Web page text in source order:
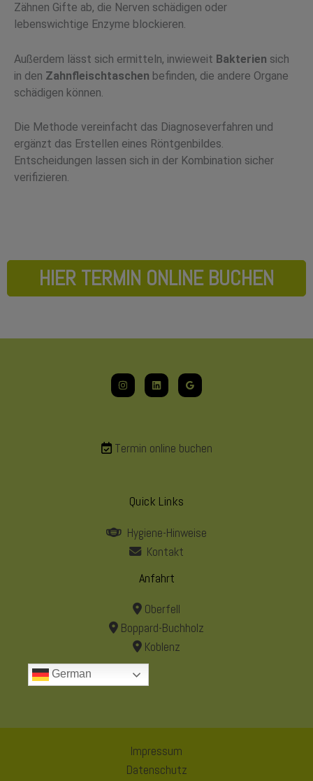
Zähnen Gifte ab, die Nerven schädigen oder
lebenswichtige Enzyme blockieren.
Außerdem lässt sich ermitteln, inwieweit Bakterien sich
in den Zahnfleischtaschen befinden, die andere Organe
schädigen können.
Die Methode vereinfacht das Diagnoseverfahren und
ergänzt das Erstellen eines Röntgenbildes.
Entscheidungen lassen sich in der Kombination sicher
verifizieren.
HIER TERMIN ONLINE BUCHEN
Termin online buchen
Quick Links
Hygiene-Hinweise
Kontakt
Anfahrt
Oberfell
Boppard-Buchholz
Koblenz
German
Impressum
Datenschutz